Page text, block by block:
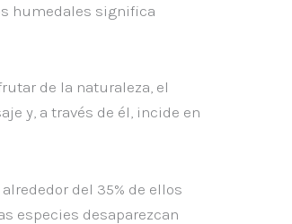
humedales significa
de la naturaleza, el
y, a través de él, incide en
del 35% de ellos
especies desaparezcan